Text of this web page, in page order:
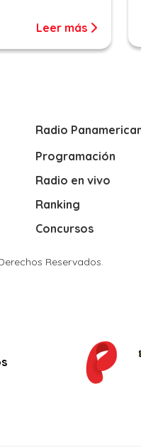
Leer más
Radio
Programación
Radio en vivo
Ranking
Concursos
Reservados.